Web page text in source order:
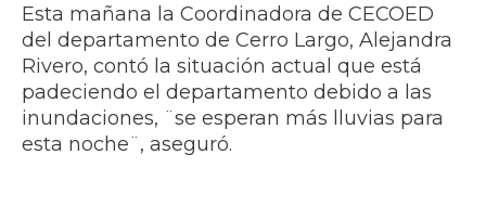
Esta mañana la Coordinadora de CECOED
del departamento de Cerro Largo, Alejandra
Rivero, contó la situación actual que está
padeciendo el departamento debido a las
inundaciones, ¨se esperan más lluvias para
esta noche¨, aseguró.